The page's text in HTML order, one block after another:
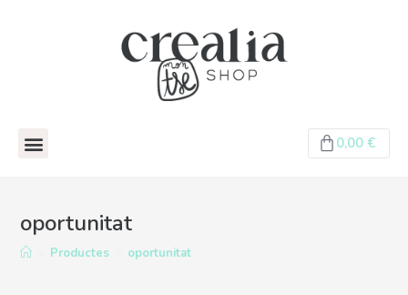
0,00 €
oportunitat
Productes oportunitat